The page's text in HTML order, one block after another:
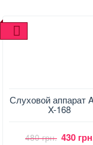
Слуховой аппарат
X-168
480 грн. 430